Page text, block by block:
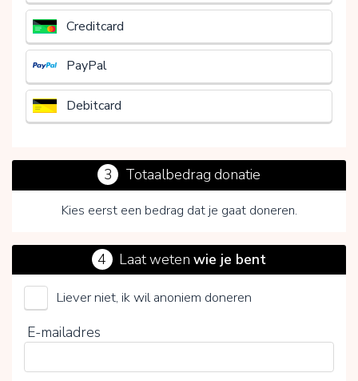
Creditcard
PayPal
Debitcard
3 Totaalbedrag donatie
Kies eerst een bedrag dat je gaat doneren.
Help Burundi (Stichting)
Kies je vrijwillige bijdrage
4 Laat wetenwie je bent
Liever niet, ik wil anoniem doneren
E-mailadres